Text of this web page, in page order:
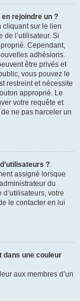
rejoindre un ?
cliquant sur le lien
de l’utilisateur. Si
Cependant,
adhésions.
être privés et
vous pouvez le
restreint et nécessite
approprié. Le
votre requête et
ne pas harceler un
?
assigné lorsque
du
votre
le contacter en lui
dans une couleur
aux membres d’un